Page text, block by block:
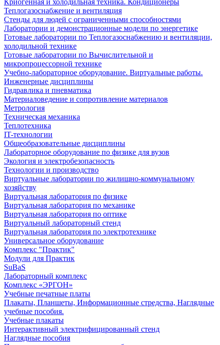
Криогенная и холодильная техника. Кондиционеры
Теплогазоснабжение и вентиляция
Стенды для людей с ограниченными способностями
Лаборатории и демонстрационные модели по энергетике
Готовые лаборатории по Теплогазоснабжению и вентиляции,
холодильной технике
Готовые лаборатории по Вычислительной и
микропроцессорной технике
Учебно-лабораторное оборудование. Виртуальные работы.
Инженерные дисциплины
Гидравлика и пневматика
Материаловедение и сопротивление материалов
Метрология
Техническая механика
Теплотехника
IT-технологии
Общеобразовательные дисциплины
Лабораторное оборудование по физике для вузов
Экология и электробезопасность
Технологии и производство
Виртуальные лаборатории по жилищно-коммунальному
хозяйству
Виртуальная лаборатория по физике
Виртуальная лаборатория по механике
Виртуальная лаборатория по оптике
Виртуальный лабораторный стенд
Виртуальная лаборатория по электротехнике
Универсальное оборудование
Комплекс "Практик"
Модули для Практик
SuBaS
Лабораторный комплекс
Комплекс «ЭРГОН»
Учебные печатные платы
Плакаты, Планшеты, Информационные стредства, Наглядные
учебные пособия.
Учебные плакаты
Интерактивный электрифицированный стенд
Наглядные пособия